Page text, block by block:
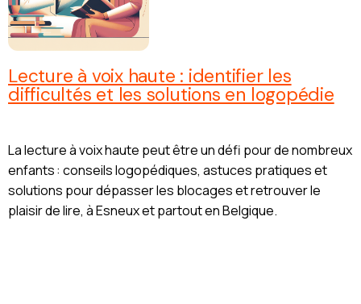
Lecture à voix haute : identifier les
difficultés et les solutions en logopédie
La lecture à voix haute peut être un défi pour de nombreux
enfants : conseils logopédiques, astuces pratiques et
solutions pour dépasser les blocages et retrouver le
plaisir de lire, à Esneux et partout en Belgique.